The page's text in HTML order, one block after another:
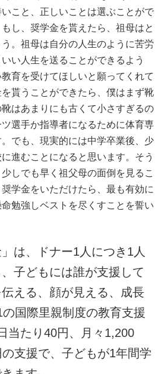
こと、 正しいことは選ぶことがで
し、奨学金を貰えたら、祖母はと
。祖母は自分の人生のように苦労
い人生を送ることができるよう
育を受けてほしいと願ってくれて
貰うことができたら、僕はまず靴
はあまりにも古くて小さすぎるの
選手か指導者になるために体育専
でも、現実的には中学卒業後、少
進むことになると思います。そう
しでも早く祖父母の面倒を見るこ
学金をいただけたら、最も有効に
勉強しベストを尽くすことを誓い
」は、ドナー1人につき1人
子どもには誰が支援して
える、顔が見える、成長
国際里親制度の教育支援
当たり40円、月々1,200
支援で、子どもが1年間学